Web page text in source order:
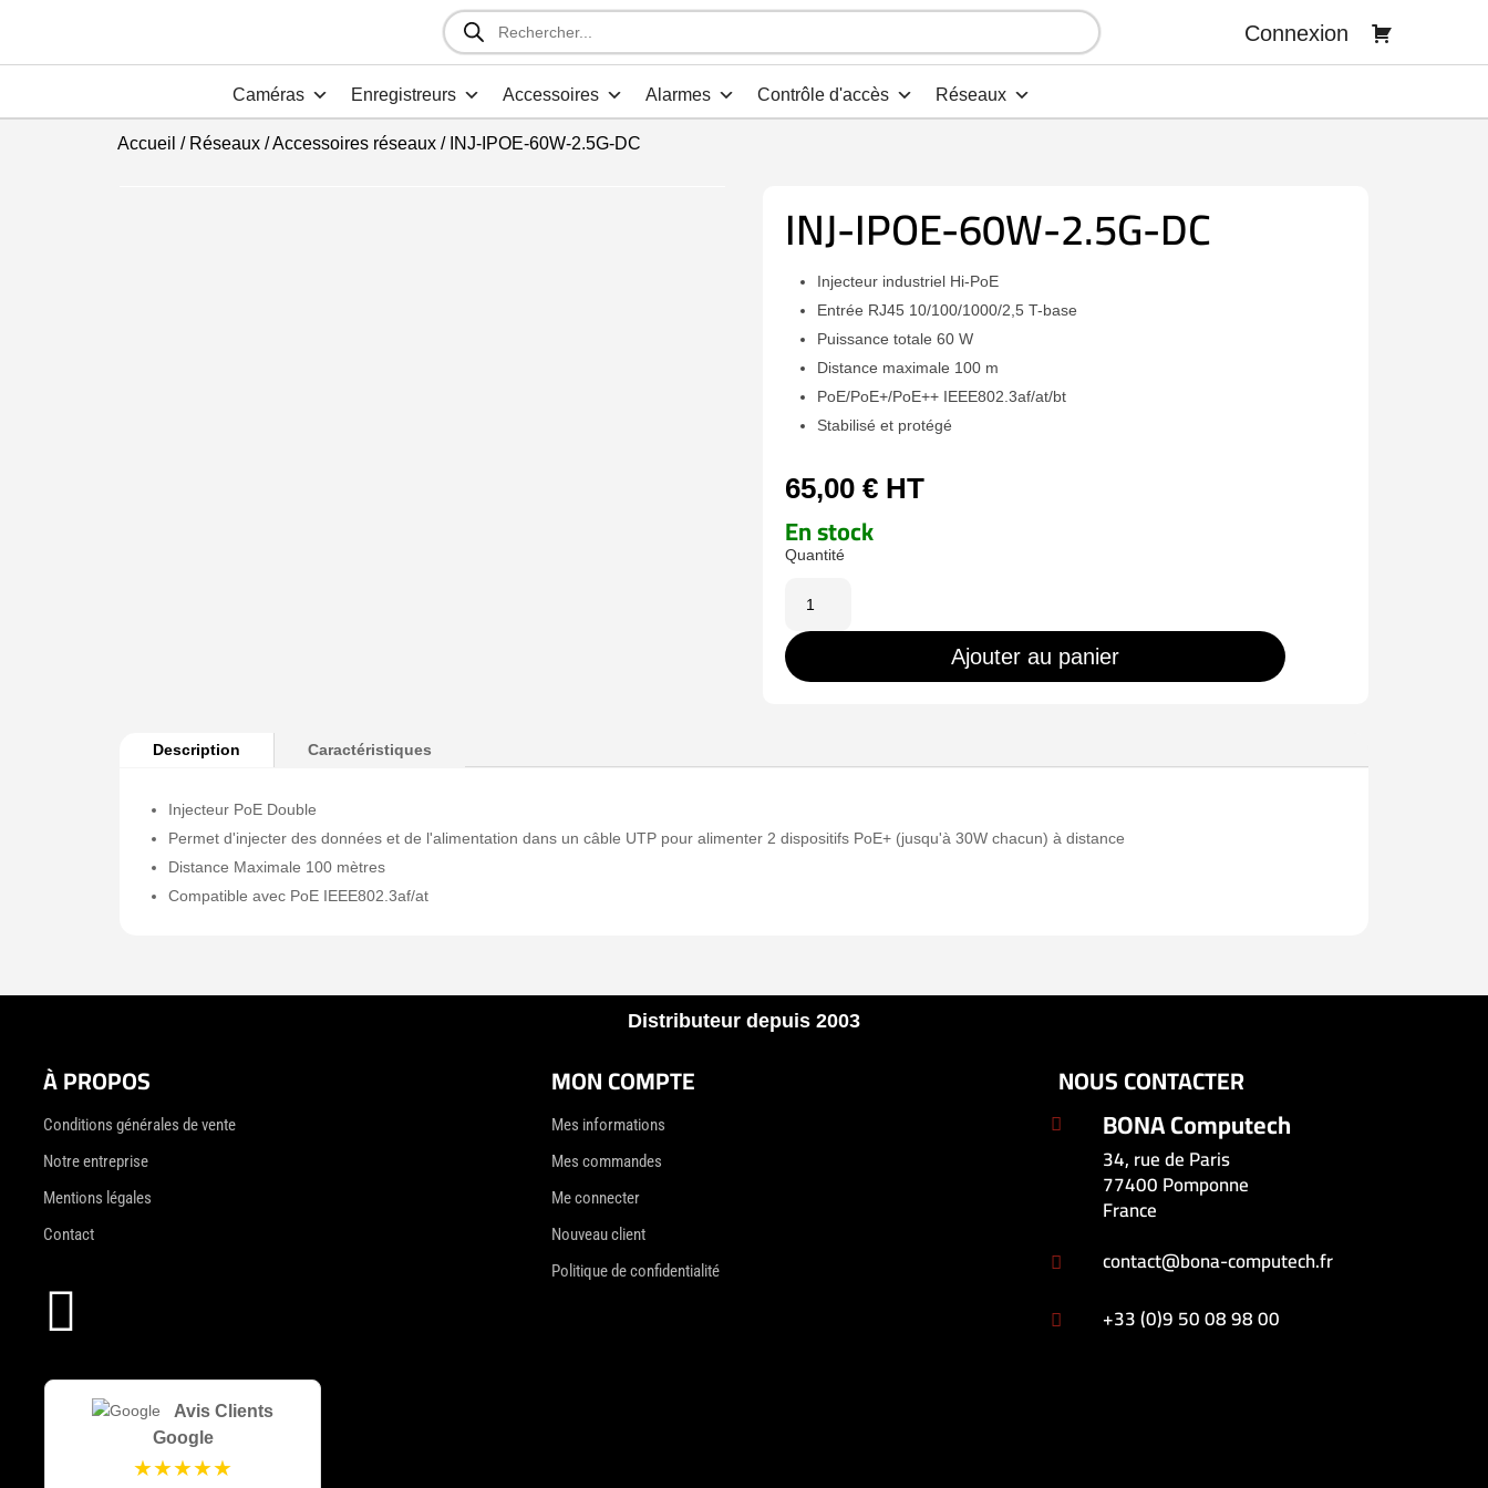
Recherche
de
produits
Connexion
Caméras Enregistreurs Accessoires Alarmes Contrôle d'accès Réseaux
Accueil / Réseaux/Accessoires réseaux/ INJ-IPOE-60W-2.5G-DC
INJ-IPOE-60W-2.5G-DC
Injecteur industriel Hi-PoE
Entrée RJ45 10/100/1000/2,5 T-base
Puissance totale 60 W
Distance maximale 100 m
PoE/PoE+/PoE++ IEEE802.3af/at/bt
Stabilisé et protégé
65,00 € HT
En stock
INJ-
IPOE-
Ajouter au panier
Description Caractéristiques
Injecteur PoE Double
Permet d'injecter des données et de l'alimentation dans un câble UTP pour alimenter 2 dispositifs PoE+ (jusqu'à 30W chacun) à distance
Distance Maximale 100 mètres
Compatible avec PoE IEEE802.3af/at
Distributeur depuis 2003
À PROPOS
Conditions générales de vente
Notre entreprise
Mentions légales
Contact

Avis Clients
Google
★★★★★
MON COMPTE
Mes informations
Mes commandes
Me connecter
Nouveau client
Politique de confidentialité
NOUS CONTACTER
 BONA Computech
34, rue de Paris
77400 Pomponne
France
 contact@bona-computech.fr
 +33 (0)9 50 08 98 00